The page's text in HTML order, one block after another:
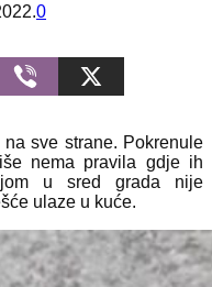
0
sve strane. Pokrenule
nema pravila gdje ih
u sred grada nije
ulaze u kuće.